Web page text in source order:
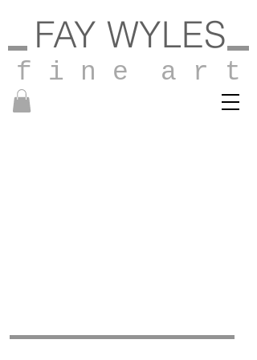
f i n e a r t
FAY WYLES